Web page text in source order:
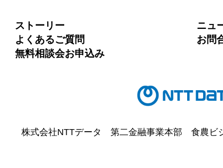
ストーリー
ニュ
よくあるご質問
お問
無料相談会お申込み
株式会社NTTデータ 第二金融事業本部 食農